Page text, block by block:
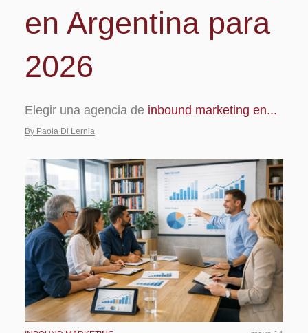
en Argentina para
2026
Elegir una agencia de inbound marketing en...
By Paola Di Lernia